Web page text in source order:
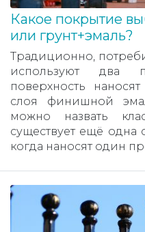
Какое покрытие
или грунт+эмаль?
Традиционно,
используют два
поверхность
слоя финишной
можно назвать
существует ещё одна
когда наносят один